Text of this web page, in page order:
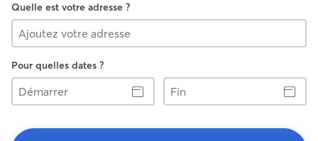
Quelle est votre adresse ?
Pour quelles dates ?
Démarrer
Fin